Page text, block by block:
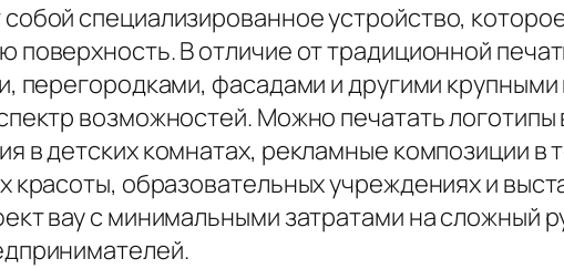
специализированное устройство,
В отличие от традиционной
перегородками, фасадами и другими
возможностей. Можно печатать
в детских комнатах, рекламные композиции в
красоты, образовательных учреждениях и
вау с минимальными затратами на сложный